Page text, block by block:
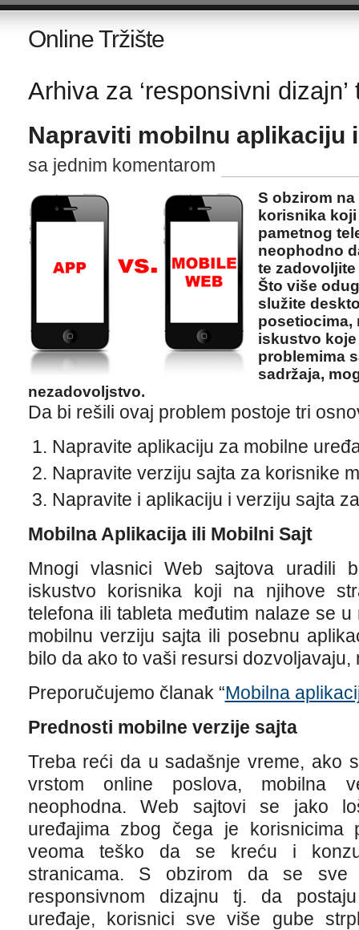
Online Tržište
Arhiva za ‘responsivni dizajn’
Napraviti mobilnu aplikaciju
sa jednim komentarom
S obzirom
korisnika
pametnog
neophodno
te
Što više
služite
iskustvo
problemima
sadržaja,
nezadovoljstvo.
Da bi rešili ovaj problem postoje tri
Napravite aplikaciju za mobilne
Napravite verziju sajta za korisnike
Napravite i aplikaciju i verziju sajta
Mobilna Aplikacija ili Mobilni Sajt
Mnogi vlasnici Web sajtova uradili
iskustvo korisnika koji na njihove
telefona ili tableta međutim nalaze se
mobilnu verziju sajta ili posebnu
bilo da ako to vaši resursi dozvoljavaju,
Preporučujemo članak “Mobilna
Prednosti mobilne verzije sajta
Treba reći da u sadašnje vreme, ako
vrstom online poslova, mobilna
neophodna. Web sajtovi se jako
uređajima zbog čega je korisnicima
veoma teško da se kreću i
stranicama. S obzirom da se
responsivnom dizajnu tj. da
uređaje, korisnici sve više gube